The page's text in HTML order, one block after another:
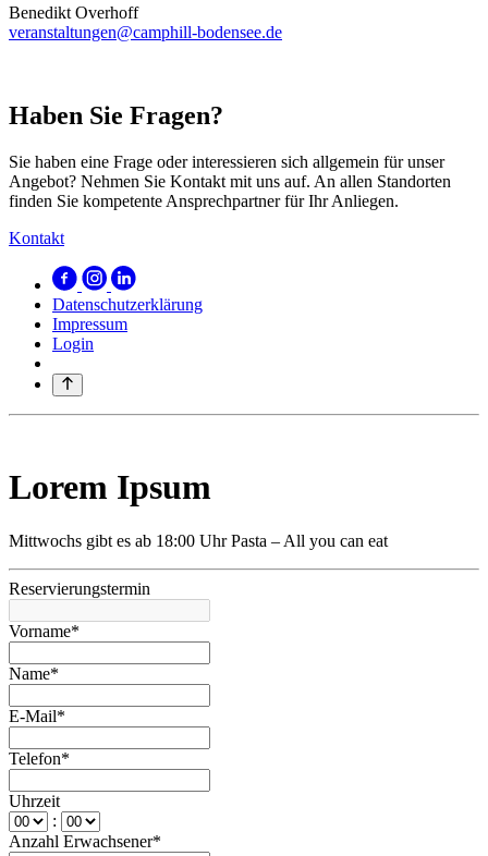
Benedikt Overhoff
veranstaltungen@camphill-bodensee.de
Haben Sie Fragen?
Sie haben eine Frage oder interessieren sich allgemein für unser
Angebot? Nehmen Sie Kontakt mit uns auf. An allen Standorten
finden Sie kompetente Ansprechpartner für Ihr Anliegen.
Kontakt
Datenschutzerklärung
Impressum
Login
Lorem Ipsum
Mittwochs gibt es ab 18:00 Uhr Pasta – All you can eat
Reservierungstermin
Vorname*
Name*
E-Mail*
Telefon*
Uhrzeit
:
Anzahl Erwachsener*